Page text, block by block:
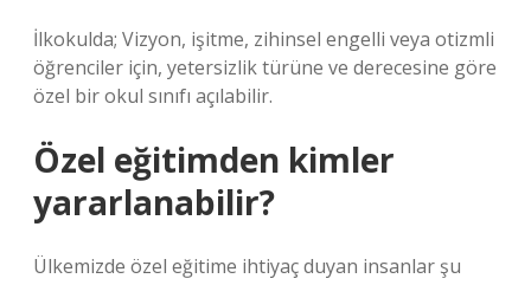
İlkokulda; Vizyon, işitme, zihinsel engelli veya otizmli
öğrenciler için, yetersizlik türüne ve derecesine göre
özel bir okul sınıfı açılabilir.
Özel eğitimden kimler
yararlanabilir?
Ülkemizde özel eğitime ihtiyaç duyan insanlar şu